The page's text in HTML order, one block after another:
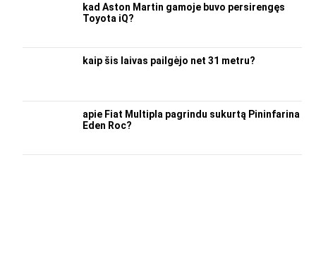
kad Aston Martin gamoje buvo persirengęs
Toyota iQ?
kaip šis laivas pailgėjo net 31 metru?
apie Fiat Multipla pagrindu sukurtą Pininfarina
Eden Roc?